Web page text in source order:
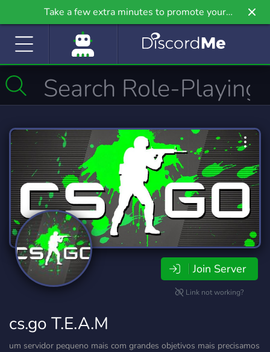
Take a few extra minutes to promote your
community even further on Griv.io, our newest
Join Server
Link not working?
cs.go T.E.A.M
um servidor pequeno mais com grandes objetivos mais precisamos